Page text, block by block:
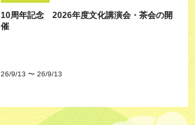
10周年記念 2026年度文化講演会・茶会の開
催
26/9/13 〜 26/9/13